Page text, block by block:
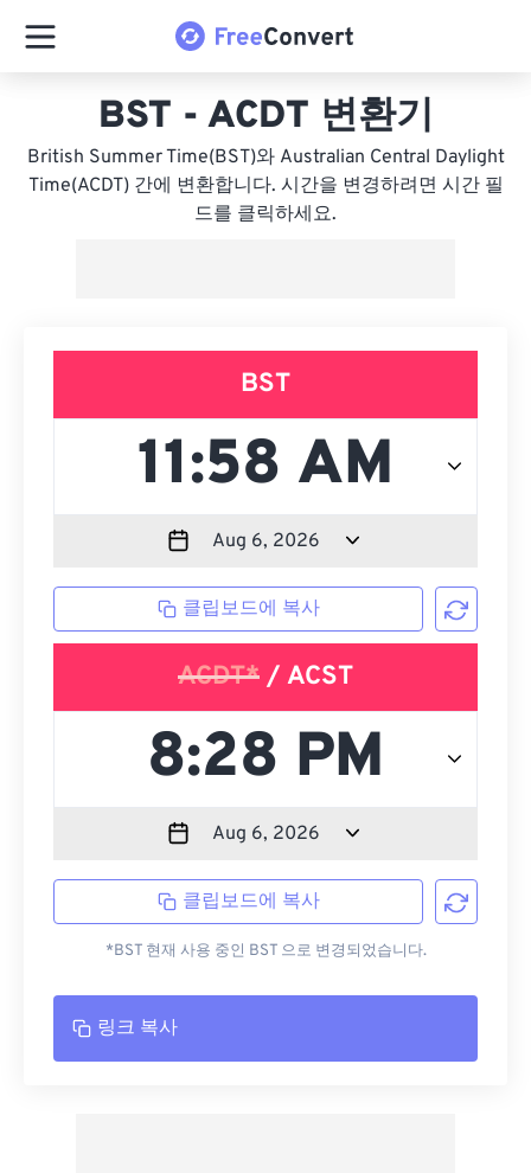
BST - ACDT 변환기
British Summer Time(BST)와 Australian Central Daylight
Time(ACDT) 간에 변환합니다. 시간을 변경하려면 시간 필
드를 클릭하세요.
BST
클립보드에 복사
ACDT* / ACST
클립보드에 복사
*BST 현재 사용 중인 BST 으로 변경되었습니다.
링크 복사